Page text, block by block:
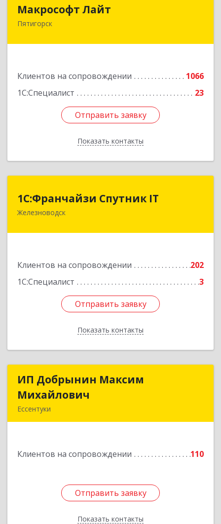
Макрософт Лайт
Пятигорск
Клиентов на сопровождении
1066
1С:Специалист
23
Отправить заявку
Показать контакты
357501, Ставропольский край, Пятигорск г,
Отправить заявку
Назад
1С:Франчайзи Спутник IT
Железноводск
Клиентов на сопровождении
202
1С:Специалист
3
Отправить заявку
Показать контакты
1С:Франчайзи Спутник IT
357430, Ставропольский край, город-курорт
Подробнее
Отправить заявку
Назад
ИП Добрынин Максим
Михайлович
Ессентуки
Клиентов на сопровождении 110
Отправить заявку
Показать контакты
ИП Добрынин Максим
Подробнее
Отправить заявку
Назад